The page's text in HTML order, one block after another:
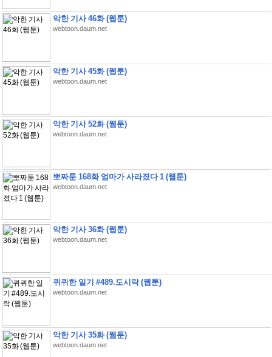
악한 기사 46화 (웹툰)
webtoon.daum.net
악한 기사 45화 (웹툰)
webtoon.daum.net
악한 기사 52화 (웹툰)
webtoon.daum.net
뽀짜툰 168화 엄마가 사라졌다 1 (웹툰)
webtoon.daum.net
악한 기사 36화 (웹툰)
webtoon.daum.net
퀴퀴한 일기 #489.도시락 (웹툰)
webtoon.daum.net
악한 기사 35화 (웹툰)
webtoon.daum.net